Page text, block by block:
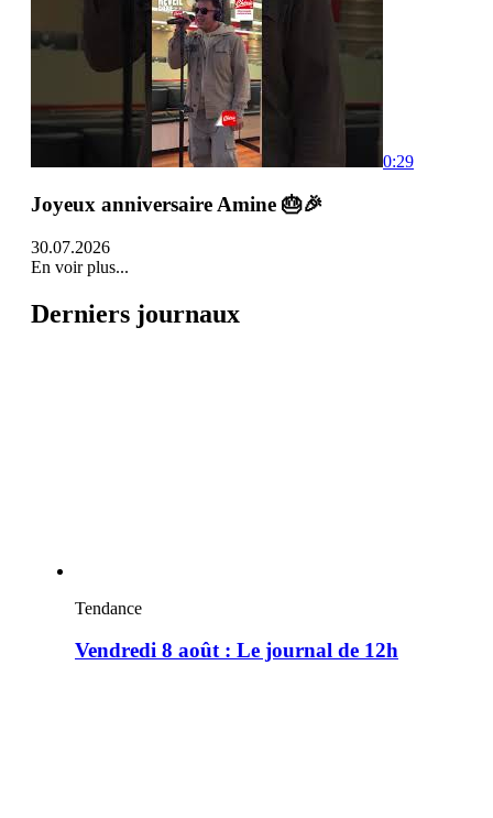
0:29
Joyeux anniversaire Amine 🎂🎉
30.07.2026
En voir plus...
Derniers journaux
Tendance
Vendredi 8 août : Le journal de 12h